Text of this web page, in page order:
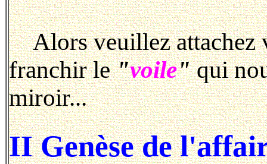
Alors veuillez attachez
franchir le"voile"qui
miroir...
II Genèse de